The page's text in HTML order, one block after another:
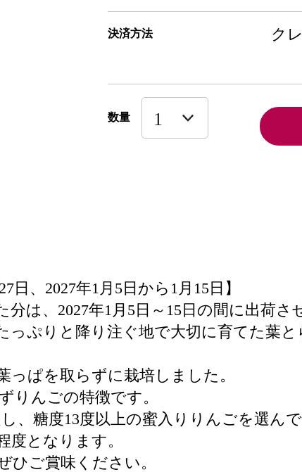
決済方法
ク
数量
日、2027年1月5日から1月15日】
は、2027年1月5日～15日の間に出荷
っぷりと降り注ぐ地で大切に育てた葉
ぱを取らずに栽培しました。
りんごの特徴です。
、糖度13度以上の蜜入りりんごを選ん
度となります。
ひご賞味ください。